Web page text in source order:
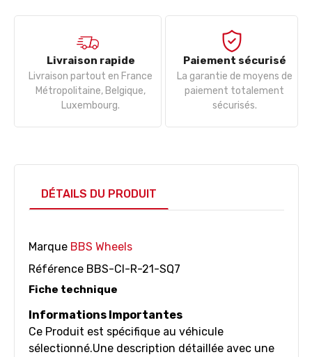
Livraison rapide
Livraison partout en France
Métropolitaine, Belgique,
Luxembourg.
Paiement sécurisé
La garantie de moyens de
paiement totalement
sécurisés.
DÉTAILS DU PRODUIT
Marque BBS Wheels
Référence BBS-CI-R-21-SQ7
Fiche technique
Informations Importantes
Ce Produit est spécifique au véhicule
sélectionné.Une description détaillée avec une